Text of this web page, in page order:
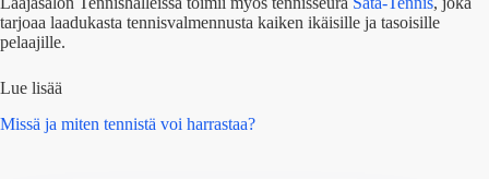
tarjoaa laadukasta tennisvalmennusta kaiken ikäisille ja tasoisille
pelaajille.
Lue lisää
Missä ja miten tennistä voi harrastaa?